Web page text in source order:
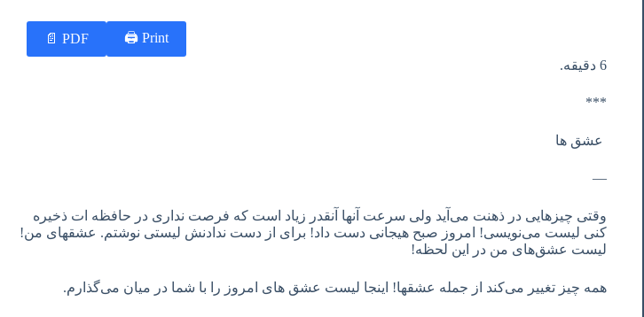
Print 🖨
PDF 📄
6 دقیقه.
***
عشق ها
—
وقتی چیزهایی در ذهنت می‌آید ولی سرعت آنها آنقدر زیاد است که فرصت نداری در حافظه ات ذخیره
کنی لیست می‌نویسی! امروز صبح هیجانی دست داد! برای از دست ندادنش لیستی نوشتم. عشقهای من!
لیست عشق‌های من در این لحظه!
همه چیز تغییر می‌کند از جمله عشقها! اینجا لیست عشق های امروز را با شما در میان می‌گذارم.